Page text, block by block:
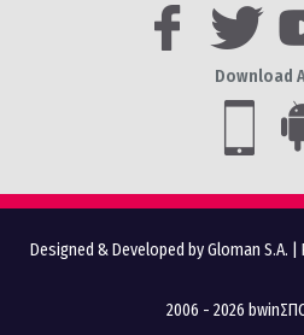
Download
Designed & Developed by Gloman S.A.
2006 - 2026